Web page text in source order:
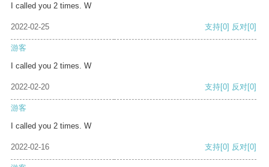
I called you 2 times. W
2022-02-25 支持[0] 反对[0]
游客
I called you 2 times. W
2022-02-20 支持[0] 反对[0]
游客
I called you 2 times. W
2022-02-16 支持[0] 反对[0]